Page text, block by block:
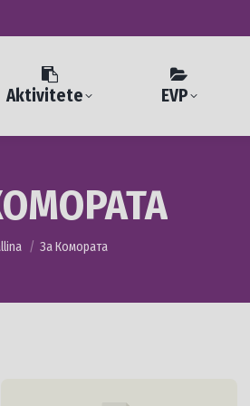
Aktivitete EVP
are here:За Комората